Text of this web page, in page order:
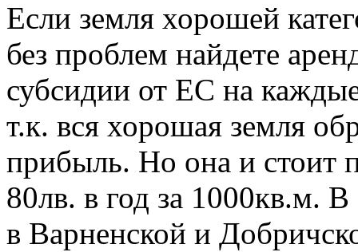
Если земля хорошей
без проблем найдете
субсидии от ЕС на
т.к. вся хорошая земля
прибыль. Но она и стоит
80лв. в год за 1000кв.м.
в Варненской и